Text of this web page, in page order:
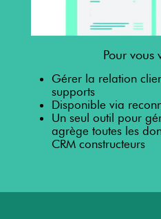
Pour vous
Gérer la relation
supports
Disponible via
Un seul outil pour
agrège toutes les
CRM constructeurs